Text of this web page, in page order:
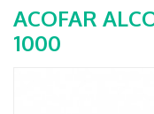
ACOFAR
1000